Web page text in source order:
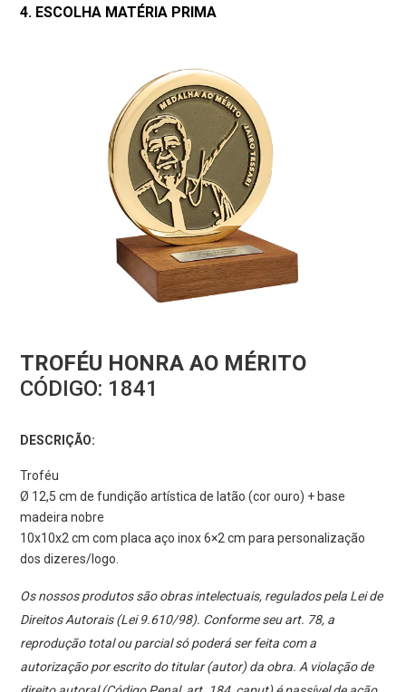
4. ESCOLHA MATÉRIA PRIMA
TROFÉU HONRA AO MÉRITO
CÓDIGO: 1841
DESCRIÇÃO:
Troféu
Ø 12,5 cm de fundição artística de latão (cor ouro) + base
madeira nobre
10x10x2 cm com placa aço inox 6×2 cm para personalização
dos dizeres/logo.
Os nossos produtos são obras intelectuais, regulados pela Lei de
Direitos Autorais (Lei 9.610/98). Conforme seu art. 78, a
reprodução total ou parcial só poderá ser feita com a
autorização por escrito do titular (autor) da obra. A violação de